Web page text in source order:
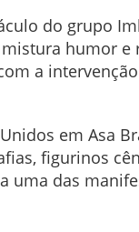
do grupo
humor
a
em Asa
figurinos
das